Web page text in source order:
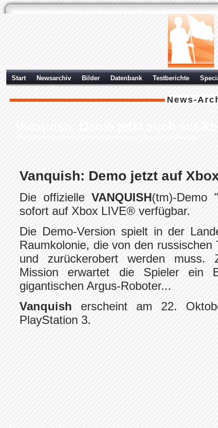
Start Newsarchiv Bilder Datenbank Testberichte
News-
Vanquish: Demo jetzt auf
Die offizielle VANQUISH(tm)-Demo
sofort auf Xbox LIVE® verfügbar.
Die Demo-Version spielt in der
Raumkolonie, die von den russischen
und zurückerobert werden muss.
Mission erwartet die Spieler ein
gigantischen Argus-Roboter...
Vanquish erscheint am 22.
PlayStation 3.